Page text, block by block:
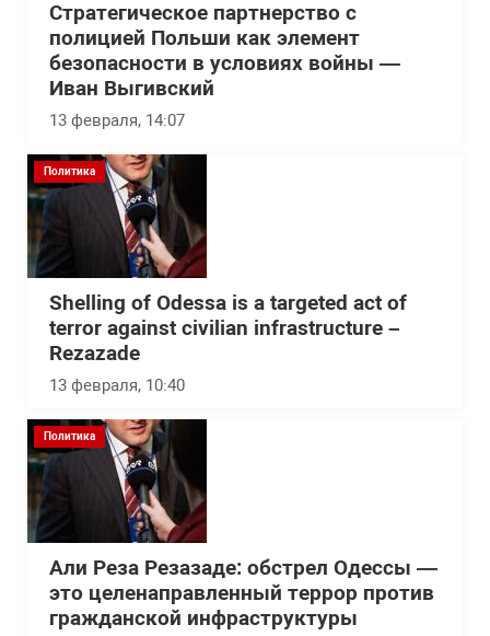
Стратегическое партнерство с
полицией Польши как элемент
безопасности в условиях войны —
Иван Выгивский
13 февраля, 14:07
Политика
Shelling of Odessa is a targeted act of
terror against civilian infrastructure –
Rezazade
13 февраля, 10:40
Политика
Али Реза Резазаде: обстрел Одессы —
это целенаправленный террор против
гражданской инфраструктуры